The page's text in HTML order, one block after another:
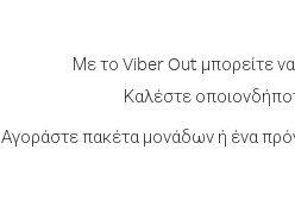
Με το Viber Out μπορείτε
Καλέστε
Αγοράστε πακέτα μονάδων ή ένα